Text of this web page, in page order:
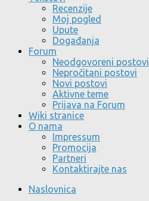
Recenzije
Moj pogled
Upute
Događanja
Forum
Neodgovoreni postovi
Nepročitani postovi
Novi postovi
Aktivne teme
Prijava na Forum
Wiki stranice
O nama
Impressum
Promocija
Partneri
Kontaktirajte nas
Naslovnica